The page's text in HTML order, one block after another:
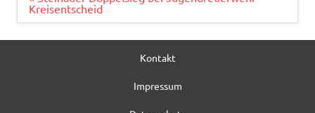
Kreisentscheid
Kontakt
Impressum